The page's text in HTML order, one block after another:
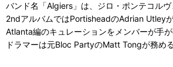
バンド名「Algiers」は、ジロ・ポンテコル
2ndアルバムではPortisheadのAdrian Utley
Atlanta編のキュレーションをメンバーが手
ドラマーは元Bloc PartyのMatt Tongが務める